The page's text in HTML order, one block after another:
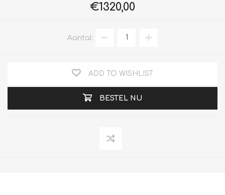
€1320,00
Aantal:
ADD TO WISHLIST
BESTEL NU